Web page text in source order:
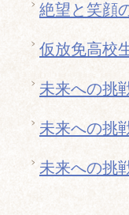
絶望と笑顔
仮放免高校
未来への挑
未来への挑
未来への挑